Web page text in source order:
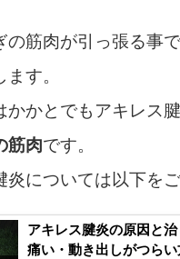
の筋肉が引っ張る事
す。
かかとでもアキレス腱
筋肉です。
炎については以下を
アキレス腱炎の原因と
痛い・動き出しがつらい